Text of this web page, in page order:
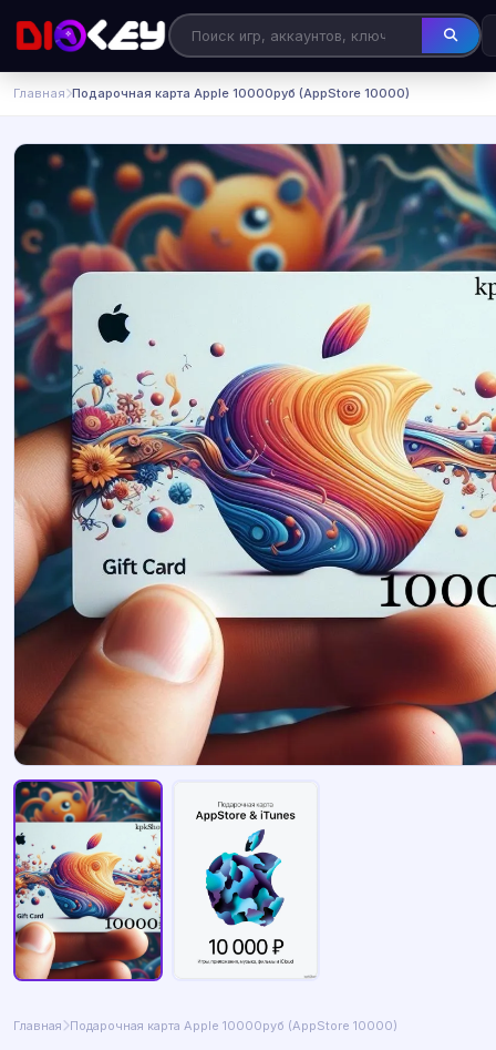
Главная Подарочная карта Apple 10000руб (AppStore 10000)
Главная Подарочная карта Apple 10000руб (AppStore 10000)